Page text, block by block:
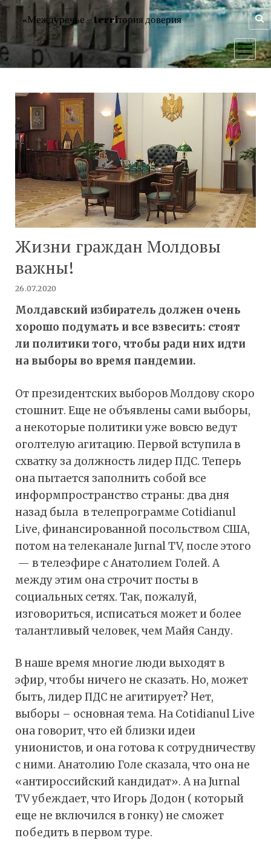
«Междуречье – terriтория доверия
меню
Жизни граждан Молдовы
важны!
26.07.2020
Молдавский избиратель должен очень
хорошо подумать и все взвесить: стоят
ли политики того, чтобы ради них идти
на выборы во время пандемии.
От президентских выборов Молдову скоро
стошнит. Еще не объявлены сами выборы,
а некоторые политики уже вовсю ведут
оголтелую агитацию. Первой вступила в
схватку за должность лидер ПДС. Теперь
она пытается заполнить собой все
информпространство страны: два дня
назад была в телепрограмме Cotidianul
Live, финансированной посольством США,
потом на телеканале Jurnal TV, после этого
— в телеэфире с Анатолием Голей. А
между этим она строчит посты в
социальных сетях. Так, пожалуй,
изговориться, исписаться может и более
талантливый человек, чем Майя Санду.
В наше время многие люди выходят в
эфир, чтобы ничего не сказать. Но, может
быть, лидер ПДС не агитирует? Нет,
выборы – основная тема. На Cotidianul Live
она говорит, что ей близки идеи
унионистов, и она готова к сотрудничеству
с ними. Анатолию Голе сказала, что она не
«антироссийский кандидат». А на Jurnal
TV убеждает, что Игорь Додон ( который
еще не включился в гонку) не сможет
победить в первом туре.